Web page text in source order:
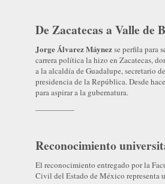
De Zacatecas a Valle de
Jorge Álvarez Máynezse perfila para
carrera política la hizo en Zacatecas,
a la alcaldía de Guadalupe, secretario
presidencia de la República. Desde
para aspirar a la gubernatura.
—————
Reconocimiento
El reconocimiento entregado por la
Civil del Estado de México representa